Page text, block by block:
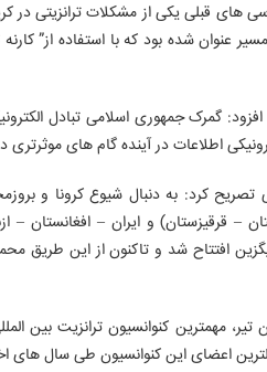
های قبلی یکی از مشکلات ترانزیتی
عنوان شده بود که با استفاده از”
گمرک جمهوری اسلامی تبادل
اطلاعات در آینده گام های
تصریح کرد: به دنبال شیوع کرونا و
– قرقیزستان) و ایران – افغانستان –
افتتاح شد و تاکنون از این طریق
اعضای این کنوانسیون طی سال های